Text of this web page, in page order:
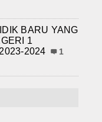
BARU YANG
1
2024
1